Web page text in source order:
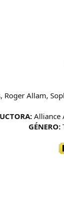
Allam,
Alliance
GÉNERO: